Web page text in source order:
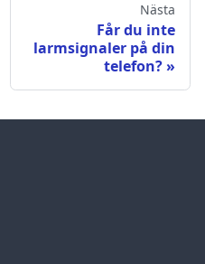
Nästa
Får du inte
larmsignaler på din
telefon?